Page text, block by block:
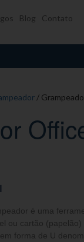
Blog Contato
/
é uma
ou cartão
forma de U